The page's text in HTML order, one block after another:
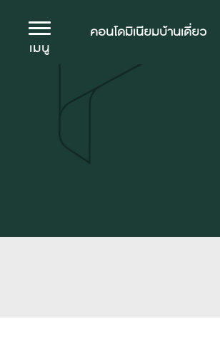
เมนู
คอนโดมิเนียมบ้านเดี่ยว